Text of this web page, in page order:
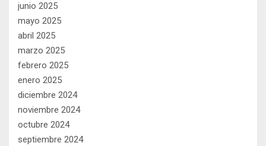
junio 2025
mayo 2025
abril 2025
marzo 2025
febrero 2025
enero 2025
diciembre 2024
noviembre 2024
octubre 2024
septiembre 2024